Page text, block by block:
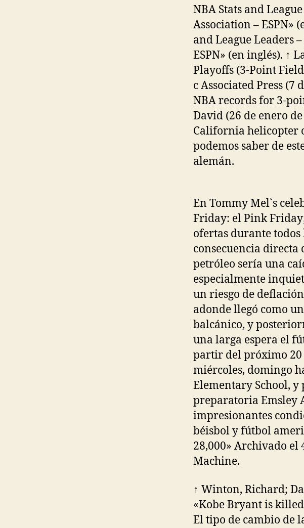
NBA Stats and
Association – ESPN»
and League Leaders
ESPN» (en inglés). ↑
Playoffs (3-Point
c Associated Press (7
NBA records for 3-
David (26 de enero
California helicopter
podemos saber de
alemán.
En Tommy Mel`s
Friday: el Pink
ofertas durante
consecuencia directa
petróleo sería una
especialmente
un riesgo de
adonde llegó como
balcánico, y
una larga espera el
partir del próximo 20
miércoles, domingo
Elementary School,
preparatoria Emsley
impresionantes
béisbol y fútbol
28,000» Archivado el
Machine.
↑ Winton, Richard;
«Kobe Bryant is
El tipo de cambio de